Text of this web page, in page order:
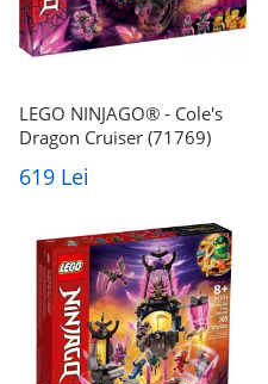
LEGO NINJAGO® - Cole's
Dragon Cruiser (71769)
619 Lei